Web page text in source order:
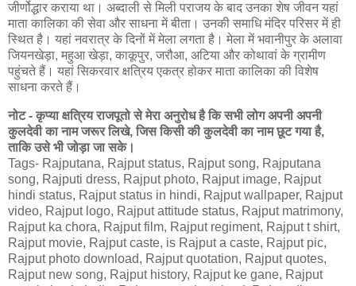
जीर्णोद्धार कराया था। अब्दाली से मिली पराजय के बाद उनका शेष जीवन यहां
माता कालिका की सेवा और साधना में बीता। उनकी समाधि मंदिर परिसर में ही
स्थित है। यहां नवरात्र के दिनों में मेला लगता है। मेला में भवानीपुर के अलावा
जियनखेड़ा, महुआ खेड़ा, काकूपुर, जरौआ, अटिया और कोथावां के ग्रामीण
पहुंचते हैं। यहां सिकरवार क्षत्रिय एकत्र होकर माता कालिका की विशेष
साधना करते हैं।
नोट - कृप्या क्षत्रिय राजपूतो से मेरा अनुरोध है कि सभी लोग अपनी अपनी
कुलदेवी का नाम जरूर लिखे, जिस किसी की कुलदेवी का नाम छूट गया है,
ताकि उसे भी जोड़ा जा सके।
Tags- Rajputana, Rajput status, Rajput song, Rajputana
song, Rajputi dress, Rajput photo, Rajput image, Rajput
hindi status, Rajput status in hindi, Rajput wallpaper, Rajput
video, Rajput logo, Rajput attitude status, Rajput matrimony,
Rajput ka chora, Rajput film, Rajput regiment, Rajput t shirt,
Rajput movie, Rajput caste, is Rajput a caste, Rajput pic,
Rajput photo download, Rajput quotation, Rajput quotes,
Rajput new song, Rajput history, Rajput ke gane, Rajput